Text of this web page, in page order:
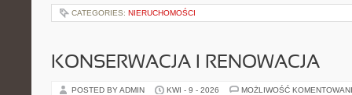
CATEGORIES: NIERUCHOMOŚCI
KONSERWACJA I RENOWACJA
POSTED BY ADMIN KWI - 9 - 2026 MOŻLIWOŚĆ